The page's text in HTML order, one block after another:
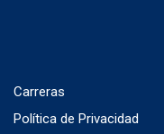
Carreras
Política de Privacidad